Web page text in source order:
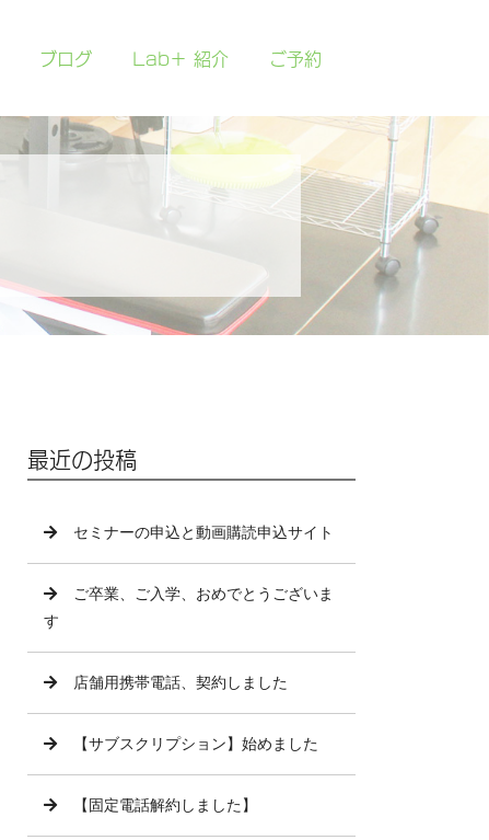
ブログ Lab＋ 紹介 ご予約
最近の投稿
セミナーの申込と動画購読申込サイト
ご卒業、ご入学、おめでとうございま
す
店舗用携帯電話、契約しました
【サブスクリプション】始めました
【固定電話解約しました】